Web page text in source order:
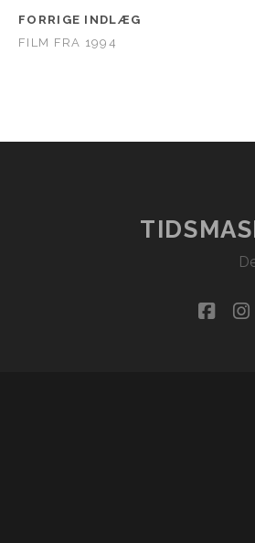
FORRIGE INDLÆG
FILM FRA 1994